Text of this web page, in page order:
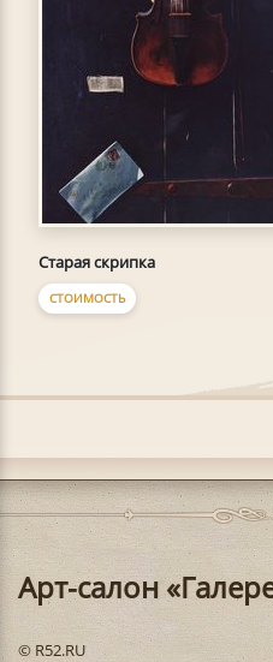
Старая скрипка
СТОИМОСТЬ
Арт-салон
© R52.RU